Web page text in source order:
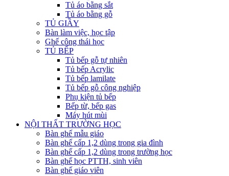
Tủ áo bằng sắt
Tủ áo bằng gỗ
TỦ GIẦY
Bàn làm việc, học tập
Ghế công thái học
TỦ BẾP
Tủ bếp gỗ tự nhiên
Tủ bếp Acrylic
Tủ bếp lamilate
Tủ bếp gỗ công nghiệp
Phụ kiện tủ bếp
Bếp từ, bếp gas
Máy hút mùi
NỘI THẤT TRƯỜNG HỌC
Bàn ghế mẫu giáo
Bàn ghế cấp 1,2 dùng trong gia đình
Bàn ghế cấp 1,2 dùng trong trường học
Bàn ghế học PTTH, sinh viên
Bàn ghế giáo viên